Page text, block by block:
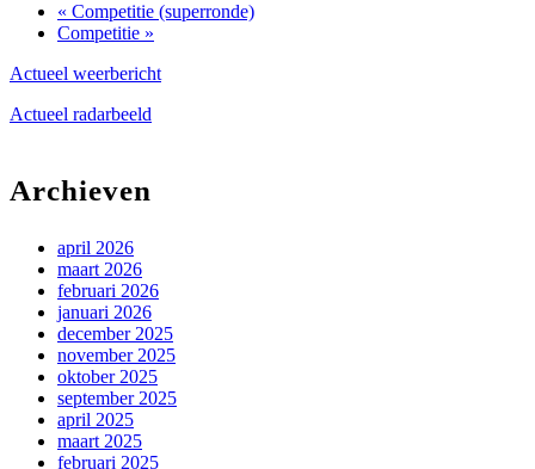
« Competitie (superronde)
Competitie »
Actueel weerbericht
Actueel radarbeeld
Archieven
april 2026
maart 2026
februari 2026
januari 2026
december 2025
november 2025
oktober 2025
september 2025
april 2025
maart 2025
februari 2025